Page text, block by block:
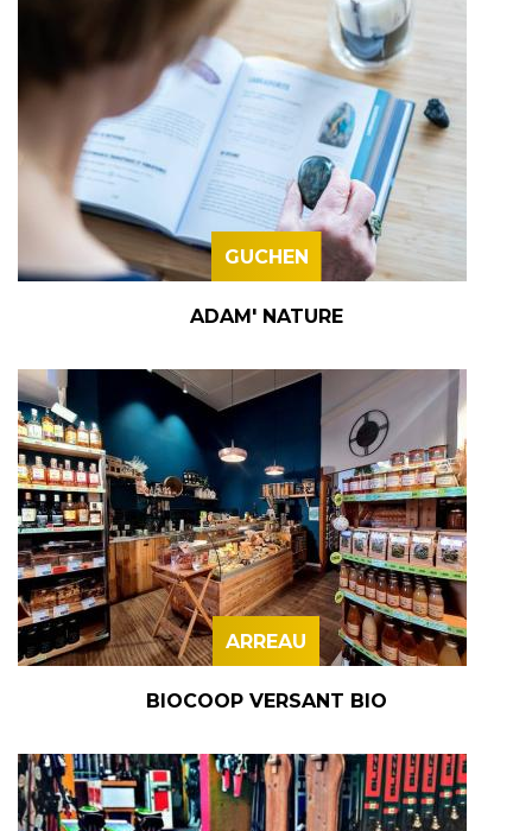
GUCHEN
ADAM' NATURE
ARREAU
BIOCOOP VERSANT BIO